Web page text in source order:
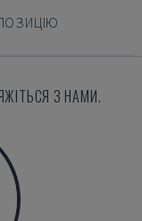
З НАМИ.